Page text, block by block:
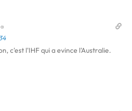
c'est l'IHF qui a evince l'Australie.